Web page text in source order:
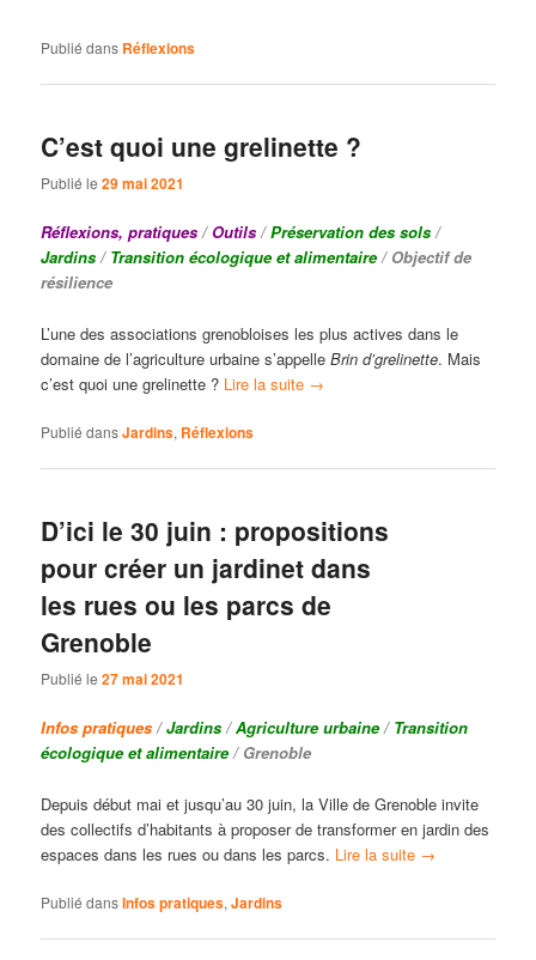
Publié dans Réflexions
C’est quoi une grelinette ?
Publié le29 mai 2021
Réflexions, pratiques / Outils / Préservation des sols /
Jardins / Transition écologique et alimentaire / Objectif de
résilience
L’une des associations grenobloises les plus actives dans le
domaine de l’agriculture urbaine s’appelleBrin d’grelinette. Mais
c’est quoi une grelinette ? Lire la suite →
Publié dansJardins, Réflexions
D’ici le 30 juin : propositions
pour créer un jardinet dans
les rues ou les parcs de
Grenoble
Publié le27 mai 2021
Infos pratiques/Jardins/Agriculture urbaine/ Transition
écologique et alimentaire/ Grenoble
Depuis début mai et jusqu’au 30 juin, la Ville de Grenoble invite
des collectifs d’habitants à proposer de transformer en jardin des
espaces dans les rues ou dans les parcs. Lire la suite →
Publié dansInfos pratiques,Jardins